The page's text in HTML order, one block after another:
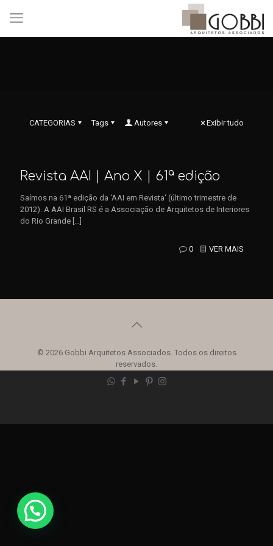
CATEGORIAS Tags Autores Exibir tudo
Revista AAI | Ano X | 61ª edição
Saímos na 61ª edição da ‘AAI em Revista‘ (último trimestre de
2012). A AAI Brasil RS é a Associação de Arquitetos de Interiores
do Rio Grande […]
0 VER MAIS
© 2026 Gobbi Arquitetos Associados. Todos os direitos
reservados.